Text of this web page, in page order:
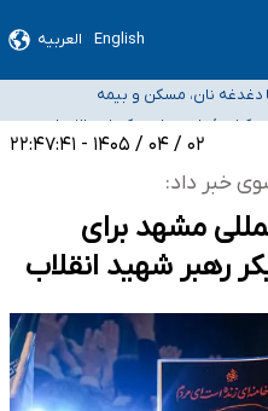
English العربیه
صحنه عملیات و دکترای تخصصی
دغدغه نان، مسکن و بیمه
تنفسی در کشور/ خوزستان و
از رئیس جمهور خواستیم ورود کند
امارات در کشور/ درباره محصلان
تصمیم‌گیری می‌شود
۰۲ / ۰۴ / ۱۴۰۵ - ۲۲:۴۷:۴۱
خبر داد:
مشهد برای
رهبر شهید انقلاب